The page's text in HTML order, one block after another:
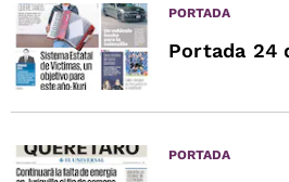
PORTADA
Portada 24
PORTADA